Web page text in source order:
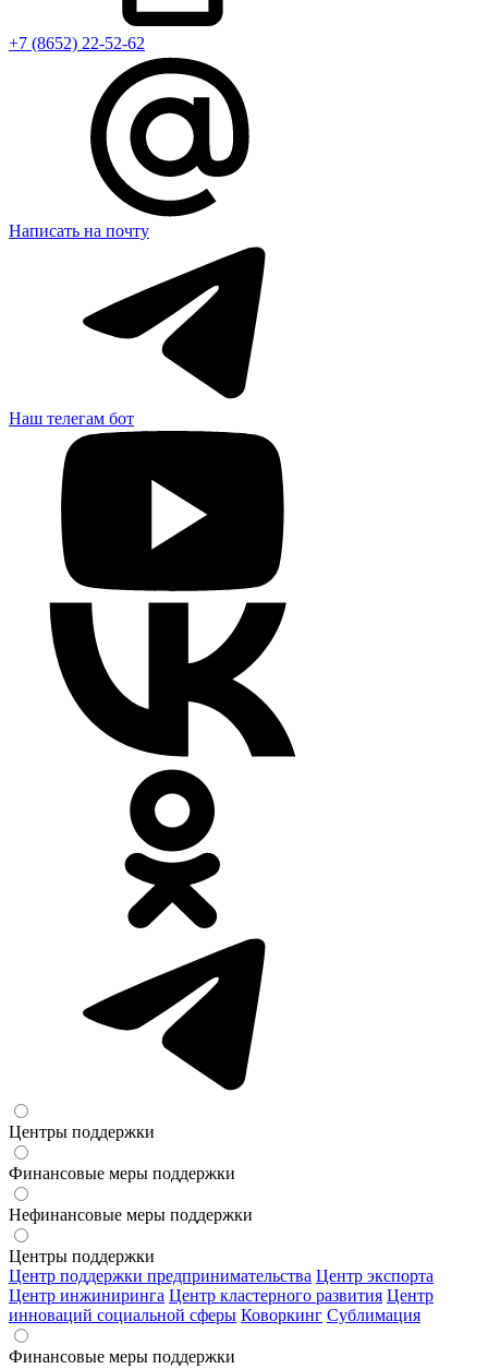
+7 (8652) 22-52-62
Написать на почту
Наш телегам бот
Центры поддержки
Финансовые меры поддержки
Нефинансовые меры поддержки
Центры поддержки
Центр поддержки предпринимательства Центр экспорта
Центр инжиниринга Центр кластерного развития Центр
инноваций социальной сферы Коворкинг Сублимация
Финансовые меры поддержки